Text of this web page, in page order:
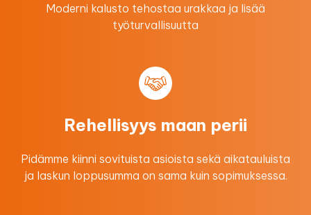
Moderni kalusto tehostaa urakkaa ​ja lisää
työturvallisuutta
Rehellisyys maan perii
Pidämme kiinni sovituista asioista sekä aikatauluista
ja laskun loppusumma on sama kuin sopimuksessa.